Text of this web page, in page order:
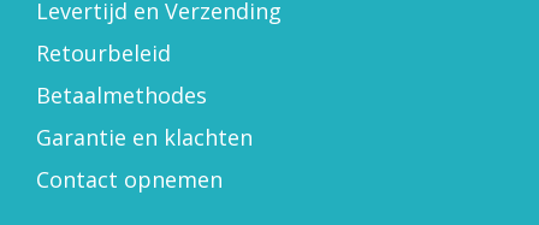
Levertijd en Verzending
Retourbeleid
Betaalmethodes
Garantie en klachten
Contact opnemen